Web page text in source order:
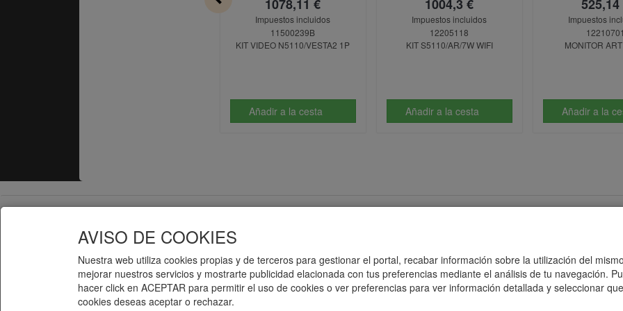
AVISO DE COOKIES
Nuestra web utiliza cookies propias y de terceros para gestionar el portal, recabar información sobre la utilización del
mejorar nuestros servicios y mostrarte publicidad elacionada con tus preferencias mediante el análisis de tu navegación.
hacer click en ACEPTAR para permitir el uso de cookies o ver preferencias para ver información detallada y seleccionar
cookies deseas aceptar o rechazar.
1078,11 €
Impuestos incluidos
11500239B
KIT VIDEO N5110/VESTA2 1P
Añadir a la cesta
1004,3 €
Impuestos incluidos
12205118
KIT S5110/AR/7W WIFI
Añadir a la cesta
525,14
Impuestos
12210701
MONITOR
Añadir a la
Telematel S.L.